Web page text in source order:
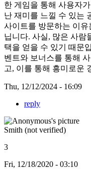
한 게임을 통해 사용자
난 재미를 느낄 수 있는
사이트를 방문하는 이
닙니다. 사실, 많은 사람
택을 얻을 수 있기 때문
벤트와 보너스를 통해
고, 이를 통해 흥미로운
Thu, 12/12/2024 - 16:09
reply
Smith (not verified)
3
Fri, 12/18/2020 - 03:10